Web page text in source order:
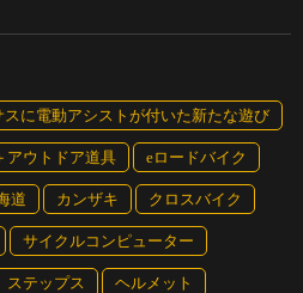
に電動アシストが付いた新たな遊び
アウトドア道具 eロードバイク
道 カンザキ クロスバイク
サイクルコンピューター
ステップス ヘルメット